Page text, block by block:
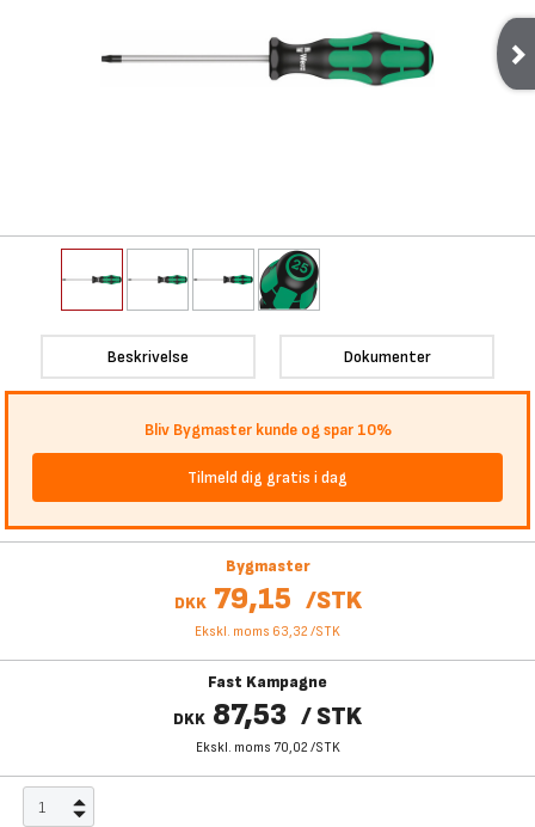
Beskrivelse Dokumenter
Bliv Bygmaster kunde og spar 10%
Tilmeld dig gratis i dag
Bygmaster
DKK 79,15 /STK
Ekskl. moms 63,32 /STK
Fast Kampagne
DKK 87,53 /STK
Ekskl. moms 70,02 /STK